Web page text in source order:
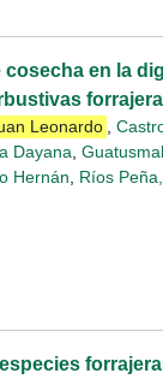
cosecha en la
Leonardo ,
Dayana,
Hernán, Ríos